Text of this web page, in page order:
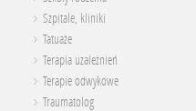
Szpitale, kliniki
Tatuaże
Terapia uzależnień
Terapie odwykowe
Traumatolog